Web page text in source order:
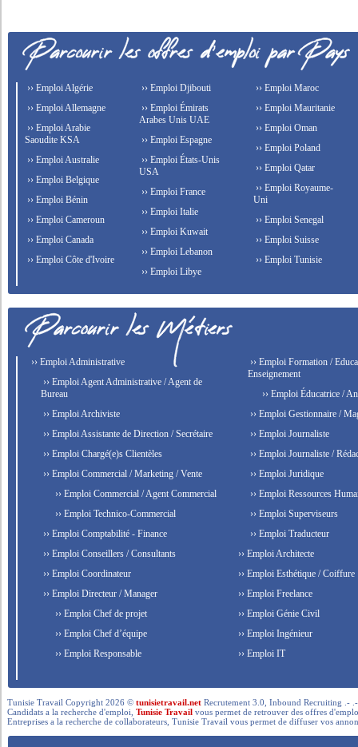
›› Emploi Algérie
›› Emploi Allemagne
›› Emploi Arabie
Saoudite KSA
›› Emploi Australie
›› Emploi Belgique
›› Emploi Bénin
›› Emploi Cameroun
›› Emploi Canada
›› Emploi Côte d'Ivoire
›› Emploi Djibouti
›› Emploi Émirats
Arabes Unis UAE
›› Emploi Espagne
›› Emploi États-Unis
USA
›› Emploi France
›› Emploi Italie
›› Emploi Kuwait
›› Emploi Lebanon
›› Emploi Libye
›› Emploi Maroc
›› Emploi Mauritanie
›› Emploi Oman
›› Emploi Poland
›› Emploi Qatar
›› Emploi Royaume-
Uni
›› Emploi Senegal
›› Emploi Suisse
›› Emploi Tunisie
›› Emploi Administrative
›› Emploi Agent Administrative / Agent de
Bureau
›› Emploi Archiviste
›› Emploi Assistante de Direction / Secrétaire
›› Emploi Chargé(e)s Clientèles
›› Emploi Commercial / Marketing / Vente
›› Emploi Commercial / Agent Commercial
›› Emploi Technico-Commercial
›› Emploi Comptabilité - Finance
›› Emploi Conseillers / Consultants
›› Emploi Coordinateur
›› Emploi Directeur / Manager
›› Emploi Chef de projet
›› Emploi Chef d’équipe
›› Emploi Responsable
›› Emploi Formation /
Enseignement
›› Emploi Éducatrice /
›› Emploi Gestionnaire /
›› Emploi Journaliste
›› Emploi Journaliste /
›› Emploi Juridique
›› Emploi Ressources
›› Emploi Superviseurs
›› Emploi Traducteur
›› Emploi Architecte
›› Emploi Esthétique / Coiffure
›› Emploi Freelance
›› Emploi Génie Civil
›› Emploi Ingénieur
›› Emploi IT
Tunisie Travail Copyright 2026 ©tunisietravail.net Recrutement 3.0, Inbound Recruiting .-
Candidats a la recherche d'emploi,Tunisie Travail vous permet de retrouver des offres
Entreprises a la recherche de collaborateurs, Tunisie Travail vous permet de diffuser vos